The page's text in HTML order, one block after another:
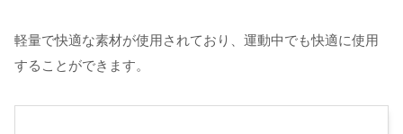
軽量で快適な素材が使用されており、運動中でも快適に使用
することができます。